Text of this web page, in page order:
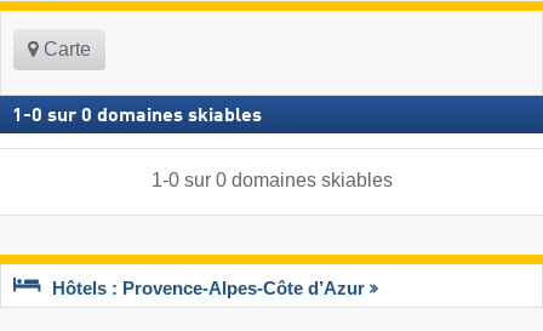
Carte
1 -0 sur 0 domaines skiables
1-0sur 0 domaines skiables
Hôtels : Provence-Alpes-Côte d’Azur